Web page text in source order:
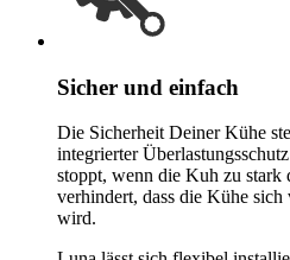
Sicher und einfach
Die Sicherheit Deiner Kühe
integrierter
stoppt, wenn die Kuh zu stark
verhindert, dass die Kühe
wird.